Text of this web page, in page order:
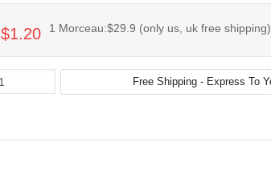
$1.20 1 Morceau:$29.9 (only us, uk free shipping)